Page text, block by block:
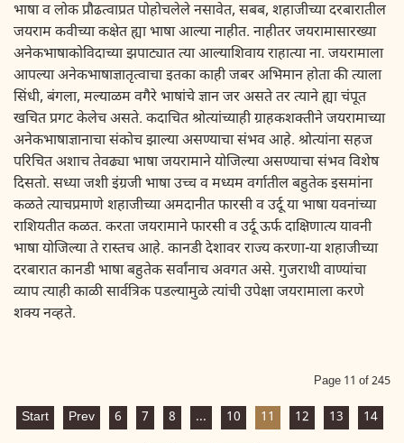
भाषा व लोक प्रौढत्वाप्रत पोहोचलेले नसावेत, सबब, शहाजीच्या दरबारातील
जयराम कवीच्या कक्षेत ह्या भाषा आल्या नाहीत. नाहीतर जयरामासारख्या
अनेकभाषाकोविदाच्या झपाट्यात त्या आल्याशिवाय राहात्या ना. जयरामाला
आपल्या अनेकभाषाज्ञातृत्वाचा इतका काही जबर अभिमान होता की त्याला
सिंधी, बंगला, मल्याळम वगैरे भाषांचे ज्ञान जर असते तर त्याने ह्या चंपूत
खचित प्रगट केलेच असते. कदाचित श्रोत्यांच्याही ग्राहकशक्तीने जयरामाच्या
अनेकभाषाज्ञानाचा संकोच झाल्या असण्याचा संभव आहे. श्रोत्यांना सहज
परिचित अशाच तेवढ्या भाषा जयरामाने योजिल्या असण्याचा संभव विशेष
दिसतो. सध्या जशी इंग्रजी भाषा उच्च व मध्यम वर्गातील बहुतेक इसमांना
कळते त्याचप्रमाणे शहाजीच्या अमदानीत फारसी व उर्दू या भाषा यवनांच्या
राशियतीत कळत. करता जयरामाने फारसी व उर्दू ऊर्फ दाक्षिणात्य यावनी
भाषा योजिल्या ते रास्तच आहे. कानडी देशावर राज्य करणा-या शहाजीच्या
दरबारात कानडी भाषा बहुतेक सर्वांनाच अवगत असे. गुजराथी वाण्यांचा
व्याप त्याही काळी सार्वत्रिक पडल्यामुळे त्यांची उपेक्षा जयरामाला करणे
शक्य नव्हते.
Page 11 of 245
Start Prev 6 7 8 ... 10 11 12 13 14